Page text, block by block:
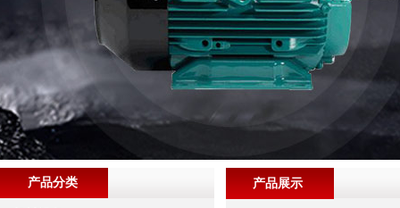
产品展示
产品分类